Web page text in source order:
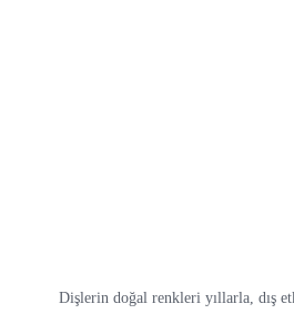
Dişlerin doğal renkleri yıllarla, dış